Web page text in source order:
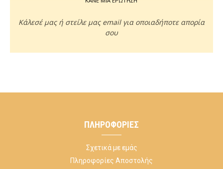
Κάλεσέ μας ή στείλε μας email για οποιαδήποτε απορία
σου
ΠΛΗΡΟΦΟΡΊΕΣ
Σχετικά με εμάς
Πληροφορίες Αποστολής